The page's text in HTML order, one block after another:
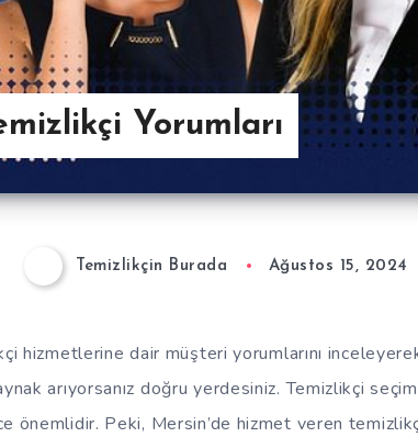
Yorumları
Temizlikçin Burada Ağustos 15, 2024
hizmetlerine dair müşteri yorumlarını
arıyorsanız doğru yerdesiniz. Temizlikçi
önemlidir. Peki, Mersin’de hizmet veren